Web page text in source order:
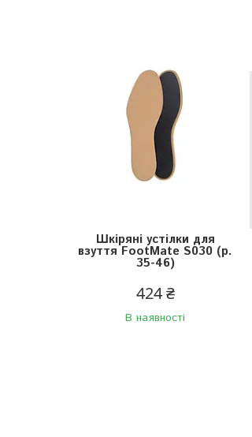
Шкіряні устілки для
взуття FootMate S030 (р.
35-46)
424 ₴
В наявності